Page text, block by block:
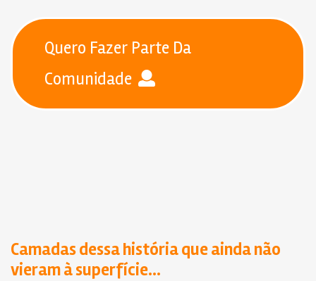
Quero Fazer Parte Da
Comunidade
Camadas dessa história que ainda não
vieram à superfície...